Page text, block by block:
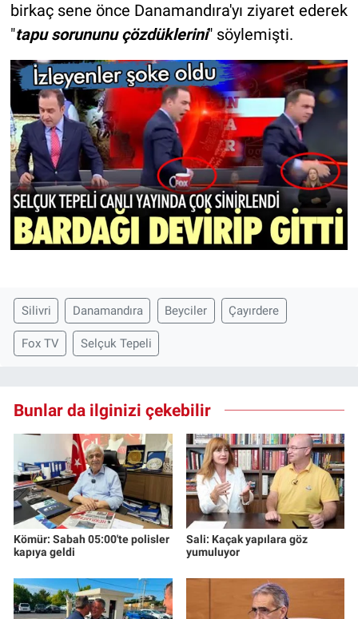
birkaç sene önce Danamandıra'yı ziyaret ederek
"tapu sorununu çözdüklerini" söylemişti.
Silivri Danamandıra Beyciler Çayırdere
Fox TV Selçuk Tepeli
Bunlar da ilginizi çekebilir
Kömür: Sabah 05:00'te polisler
kapıya geldi
Sali: Kaçak yapılara göz
yumuluyor